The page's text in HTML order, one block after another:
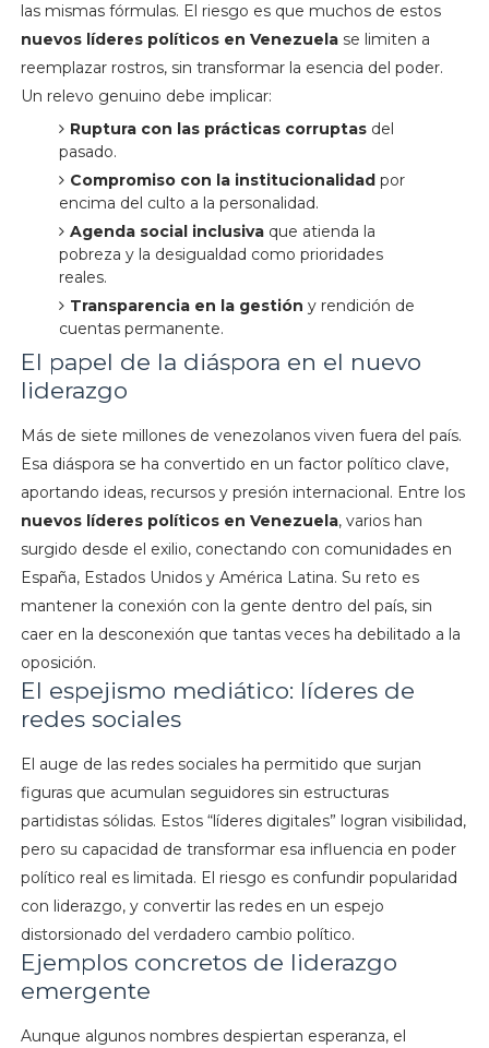
las mismas fórmulas. El riesgo es que muchos de estos
nuevos líderes políticos en Venezuelase limiten a
reemplazar rostros, sin transformar la esencia del poder.
Un relevo genuino debe implicar:
Ruptura con las prácticas corruptasdel
pasado.
Compromiso con la institucionalidad por
encima del culto a la personalidad.
Agenda social inclusivaque atienda la
pobreza y la desigualdad como prioridades
reales.
Transparencia en la gestión y rendición de
cuentas permanente.
El papel de la diáspora en el nuevo
liderazgo
Más de siete millones de venezolanos viven fuera del país.
Esa diáspora se ha convertido en un factor político clave,
aportando ideas, recursos y presión internacional. Entre los
nuevos líderes políticos en Venezuela, varios han
surgido desde el exilio, conectando con comunidades en
España, Estados Unidos y América Latina. Su reto es
mantener la conexión con la gente dentro del país, sin
caer en la desconexión que tantas veces ha debilitado a la
oposición.
El espejismo mediático: líderes de
redes sociales
El auge de las redes sociales ha permitido que surjan
figuras que acumulan seguidores sin estructuras
partidistas sólidas. Estos “líderes digitales” logran visibilidad,
pero su capacidad de transformar esa influencia en poder
político real es limitada. El riesgo es confundir popularidad
con liderazgo, y convertir las redes en un espejo
distorsionado del verdadero cambio político.
Ejemplos concretos de liderazgo
emergente
Aunque algunos nombres despiertan esperanza, el